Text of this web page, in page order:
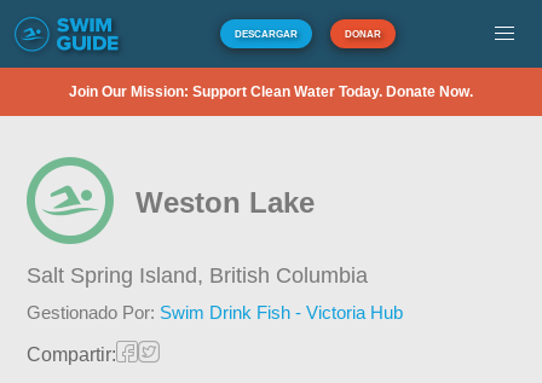
DESCARGAR DONAR
Join Our Mission: Support Clean Water Today. Donate Now.
Weston Lake
Salt Spring Island, British Columbia
Gestionado Por: Swim Drink Fish - Victoria Hub
Compartir: